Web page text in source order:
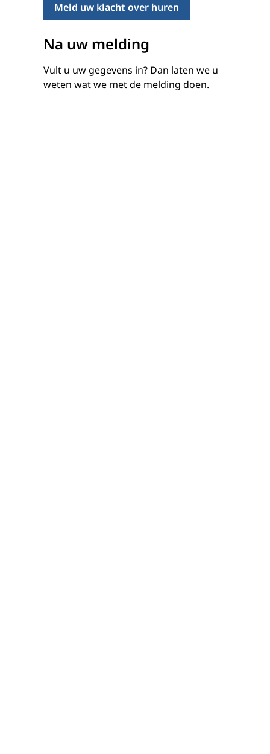
Meld uw klacht over huren
Na uw melding
Vult u uw gegevens in? Dan laten we u
weten wat we met de melding doen.